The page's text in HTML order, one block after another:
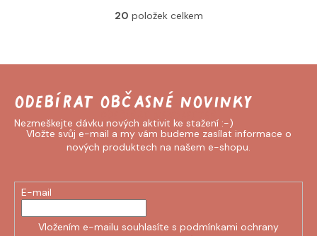
O
á
c
p
y
p
20 položek celkem
Vložte svůj e-mail a my vám budeme zasílat informace o
nových produktech na našem e-shopu.
E-mail
Vložením e-mailu souhlasíte s podmínkami ochrany